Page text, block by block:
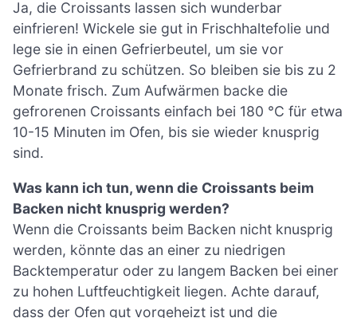
Ja, die Croissants lassen sich wunderbar
einfrieren! Wickele sie gut in Frischhaltefolie und
lege sie in einen Gefrierbeutel, um sie vor
Gefrierbrand zu schützen. So bleiben sie bis zu 2
Monate frisch. Zum Aufwärmen backe die
gefrorenen Croissants einfach bei 180 °C für etwa
10-15 Minuten im Ofen, bis sie wieder knusprig
sind.
Was kann ich tun, wenn die Croissants beim
Backen nicht knusprig werden?
Wenn die Croissants beim Backen nicht knusprig
werden, könnte das an einer zu niedrigen
Backtemperatur oder zu langem Backen bei einer
zu hohen Luftfeuchtigkeit liegen. Achte darauf,
dass der Ofen gut vorgeheizt ist und die